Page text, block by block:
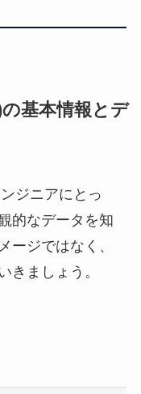
基本情報とデ
ジニアにとっ
的なデータを知
ージではなく、
きましょう。